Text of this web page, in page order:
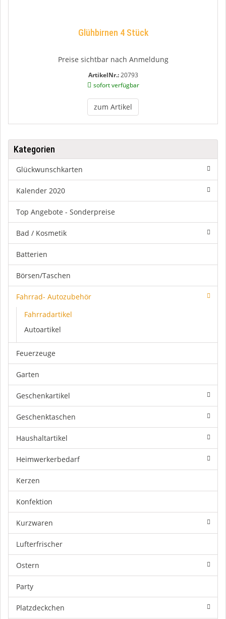
Glühbirnen 4 Stück
Preise sichtbar nach Anmeldung
ArtikelNr.: 20793
sofort verfügbar
zum Artikel
Kategorien
Glückwunschkarten
Kalender 2020
Top Angebote - Sonderpreise
Bad / Kosmetik
Batterien
Börsen/Taschen
Fahrrad- Autozubehör
Fahrradartikel
Autoartikel
Feuerzeuge
Garten
Geschenkartikel
Geschenktaschen
Haushaltartikel
Heimwerkerbedarf
Kerzen
Konfektion
Kurzwaren
Lufterfrischer
Ostern
Party
Platzdeckchen